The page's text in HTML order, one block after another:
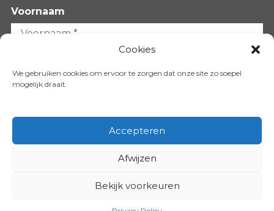
Cookies
We gebruiken cookies om ervoor te zorgen dat onze site zo soepel
mogelijk draait.
Accepteren
Afwijzen
Bekijk voorkeuren
Voornaam
VOLG ONS OP: